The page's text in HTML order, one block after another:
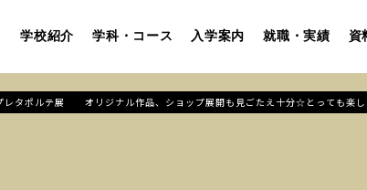
学校紹介 学科・コース 入学案内 就職・実績 資
レタポルテ展 オリジナル作品、ショップ展開も見ごたえ十分☆とっても楽